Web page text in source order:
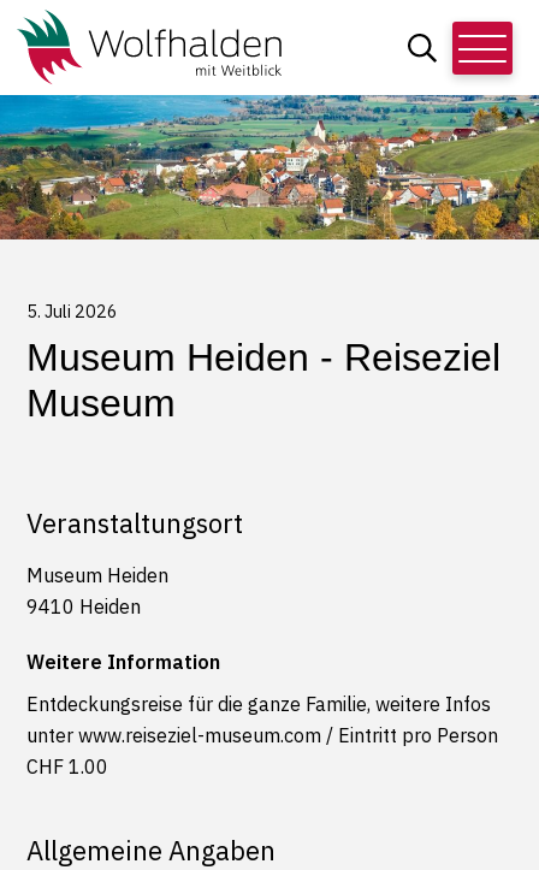
Navigieren in Wolfhalden
Schnellnavigation
Suche
Museum Heiden - Reiseziel
Museum
5. Juli 2026
Veranstaltungsort
Museum Heiden
9410 Heiden
Weitere Information
Entdeckungsreise für die ganze Familie, weitere Infos
unter www.reiseziel-museum.com / Eintritt pro Person
CHF 1.00
Allgemeine Angaben